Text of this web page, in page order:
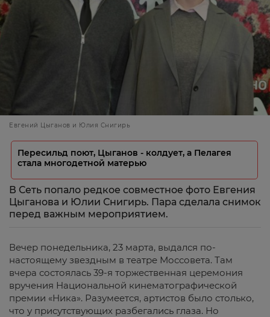
Евгений Цыганов и Юлия Снигирь
Пересильд поют, Цыганов - колдует, а Пелагея
стала многодетной матерью
В Сеть попало редкое совместное фото Евгения
Цыганова и Юлии Снигирь. Пара сделала снимок
перед важным мероприятием.
Вечер понедельника, 23 марта, выдался по-
настоящему звездным в театре Моссовета. Там
вчера состоялась 39-я торжественная церемония
вручения Национальной кинематографической
премии «Ника». Разумеется, артистов было столько,
что у присутствующих разбегались глаза. Но